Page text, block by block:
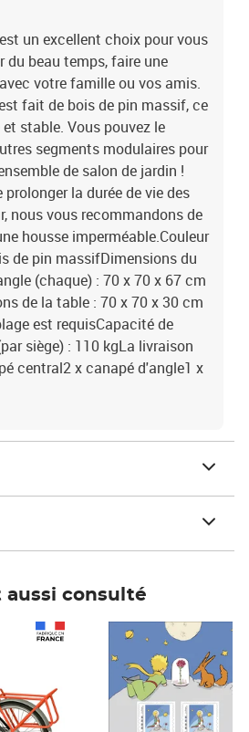
un excellent choix pour vous
du beau temps, faire une
votre famille ou vos amis.
fait de bois de pin massif, ce
stable. Vous pouvez le
segments modulaires pour
de salon de jardin !
la durée de vie des
nous vous recommandons de
housse imperméable.Couleur
de pin massifDimensions du
(chaque) : 70 x 70 x 67 cm
de la table : 70 x 70 x 30 cm
est requisCapacité de
siège) : 110 kgLa livraison
central2 x canapé d'angle1 x
aussi consulté
Prix 7,50€